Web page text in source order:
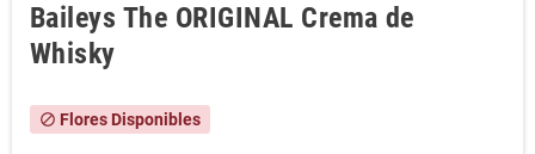
Baileys The ORIGINAL Crema de
Whisky
block Flores Disponibles